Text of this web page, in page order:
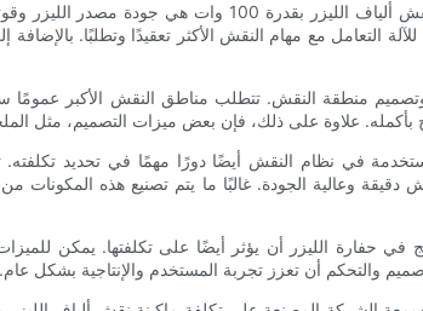
أحد العوامل الأساسية التي تحدد تكلفة ماكينة
للآلة التعامل مع مهام النقش الأكثر تعقيدًا وتطلبًا.
منطقة النقش. تتطلب مناطق النقش الأكبر عمومًا
في نظام النقش أيضًا دورًا مهمًا في تحديد
وعالية الجودة. غالبًا ما يتم تصنيع هذه المكونات
في حفارة الليزر أن يؤثر أيضًا على تكلفتها. يمكن